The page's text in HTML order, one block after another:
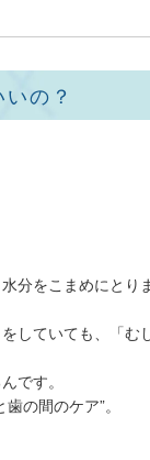
の？
分をこまめにとり
していても、「
です。
の間のケア”。